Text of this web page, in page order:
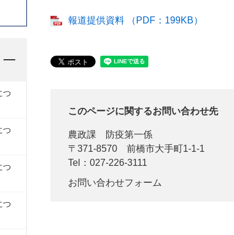
報道提供資料 （PDF：199KB）
このページに関するお問い合わせ先
農政課
防疫第一係
〒371-8570
前橋市大手町1-1-1
Tel：027-226-3111
お問い合わせフォーム
つ
つ
つ
つ